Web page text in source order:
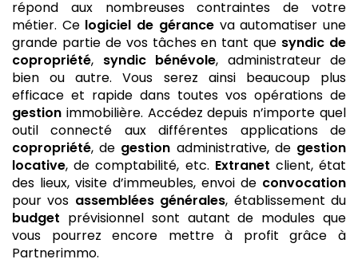
répond aux nombreuses contraintes de votre
métier. Ce logiciel de géranceva automatiser une
grande partie de vos tâches en tant que syndic de
copropriété, syndic bénévole, administrateur de
bien ou autre. Vous serez ainsi beaucoup plus
efficace et rapide dans toutes vos opérations de
gestion immobilière. Accédez depuis n’importe quel
outil connecté aux différentes applications de
copropriété, de gestion administrative, de gestion
locative, de comptabilité, etc. Extranet client, état
des lieux, visite d’immeubles, envoi de convocation
pour vos assemblées générales, établissement du
budget prévisionnel sont autant de modules que
vous pourrez encore mettre à profit grâce à
Partnerimmo.